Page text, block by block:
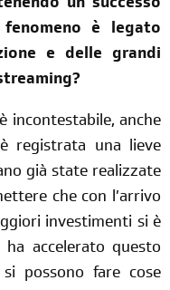
un successo
è legato
e delle grandi
incontestabile, anche
registrata una lieve
già state realizzate
che con l’arrivo
investimenti si è
accelerato questo
possono fare cose